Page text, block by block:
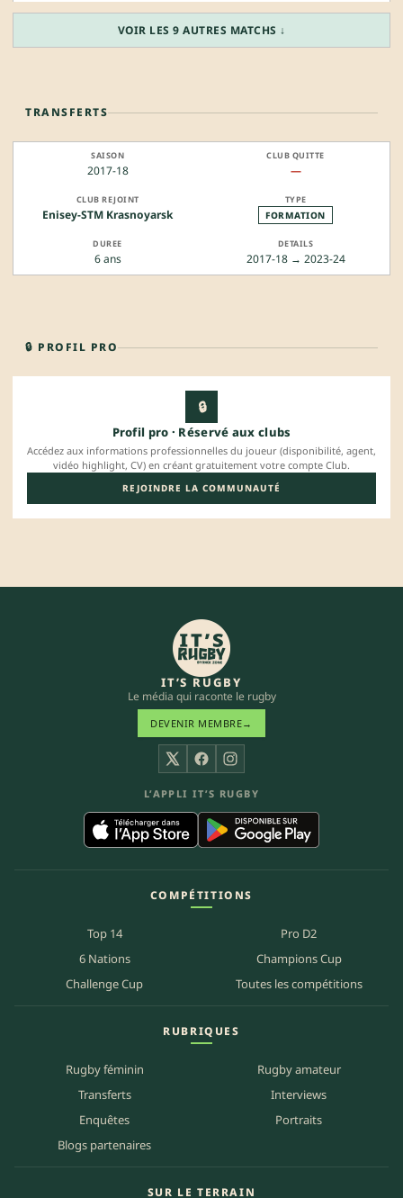
VOIR LES 9 AUTRES MATCHS ↓
TRANSFERTS
2017-18 —
Enisey-STM Krasnoyarsk FORMATION
6 ans 2017-18 → 2023-24
🔒 PROFIL PRO
🔒
Profil pro · Réservé aux clubs
Accédez aux informations professionnelles du joueur (disponibilité, agent,
vidéo highlight, CV) en créant gratuitement votre compte Club.
REJOINDRE LA COMMUNAUTÉ
IT’S RUGBY
Le média qui raconte le rugby
DEVENIR MEMBRE→
X FacebookInstagram
L’APPLI IT’S RUGBY
COMPÉTITIONS
Top 14
Pro D2
6 Nations
Champions Cup
Challenge Cup
Toutes les compétitions
RUBRIQUES
Rugby féminin
Rugby amateur
Transferts
Interviews
Enquêtes
Portraits
Blogs partenaires
SUR LE TERRAIN